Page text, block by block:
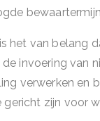
het van belang
invoering van
verwerken en
zijn voor